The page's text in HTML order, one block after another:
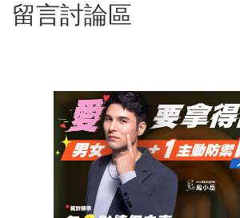
留言討論區